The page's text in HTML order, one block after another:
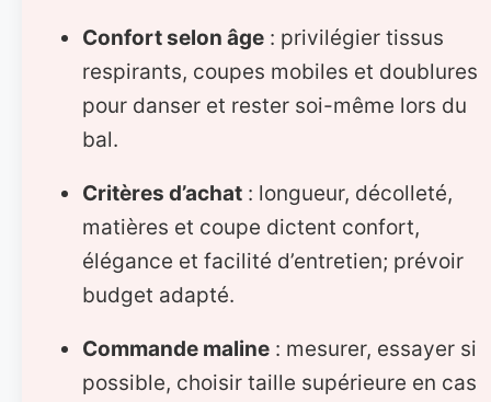
Confort selon âge : privilégier tissus
respirants, coupes mobiles et doublures
pour danser et rester soi-même lors du
bal.
Critères d’achat : longueur, décolleté,
matières et coupe dictent confort,
élégance et facilité d’entretien; prévoir
budget adapté.
Commande maline : mesurer, essayer si
possible, choisir taille supérieure en cas